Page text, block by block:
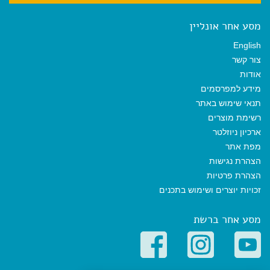
מסע אחר אונליין
English
צור קשר
אודות
מידע למפרסמים
תנאי שימוש באתר
רשימת מוצרים
ארכיון ניוזלטר
מפת אתר
הצהרת נגישות
הצהרת פרטיות
זכויות יוצרים ושימוש בתכנים
מסע אחר ברשת